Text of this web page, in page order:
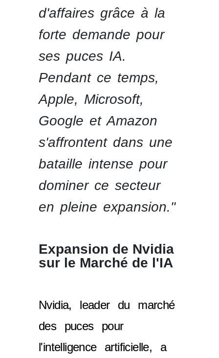
d'affaires grâce à la
forte demande pour
ses puces IA.
Pendant ce temps,
Apple, Microsoft,
Google et Amazon
s'affrontent dans une
bataille intense pour
dominer ce secteur
en pleine expansion."
Expansion de Nvidia
sur le Marché de l'IA
Nvidia, leader du marché
des puces pour
l'intelligence artificielle, a